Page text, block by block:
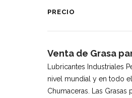
PRECIO
Venta de Grasa
Lubricantes Industriales
nivel mundial y en todo
Chumaceras. Las Grasas